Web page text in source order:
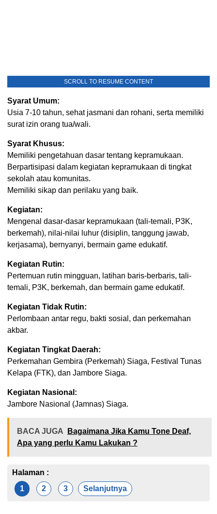
SCROLL TO RESUME CONTENT
Syarat Umum:
Usia 7-10 tahun, sehat jasmani dan rohani, serta memiliki
surat izin orang tua/wali.
Syarat Khusus:
Memiliki pengetahuan dasar tentang kepramukaan.
Berpartisipasi dalam kegiatan kepramukaan di tingkat
sekolah atau komunitas.
Memiliki sikap dan perilaku yang baik.
Kegiatan:
Mengenal dasar-dasar kepramukaan (tali-temali, P3K,
berkemah), nilai-nilai luhur (disiplin, tanggung jawab,
kerjasama), bernyanyi, bermain game edukatif.
Kegiatan Rutin:
Pertemuan rutin mingguan, latihan baris-berbaris, tali-
temali, P3K, berkemah, dan bermain game edukatif.
Kegiatan Tidak Rutin:
Perlombaan antar regu, bakti sosial, dan perkemahan
akbar.
Kegiatan Tingkat Daerah:
Perkemahan Gembira (Perkemah) Siaga, Festival Tunas
Kelapa (FTK), dan Jambore Siaga.
Kegiatan Nasional:
Jambore Nasional (Jamnas) Siaga.
BACA JUGA
Bagaimana Jika Kamu Tone Deaf,
Apa yang perlu Kamu Lakukan ?
Halaman :
1
2 3 Selanjutnya